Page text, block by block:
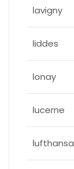
lavigny
liddes
lonay
lucerne
lufthansa